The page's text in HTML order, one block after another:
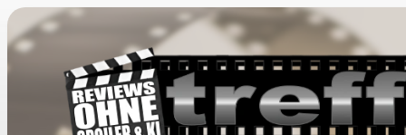
Zum
Inhalt
springen